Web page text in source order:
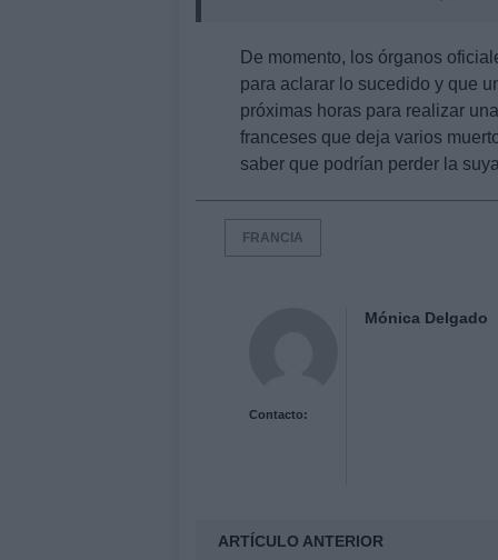
De momento, los órganos
para aclarar lo sucedido y que
próximas horas para realizar
franceses que deja varios
saber que podrían perder la
FRANCIA
Contacto:
Mónica Delgado
ARTÍCULO ANTERIOR